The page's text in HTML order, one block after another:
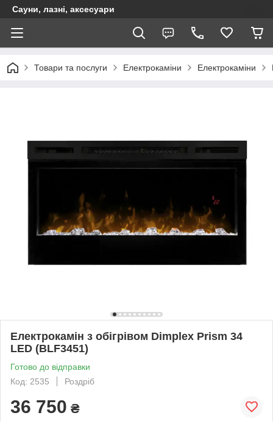
Сауни, лазні, аксесуари
Товари та послуги Електрокаміни Електрокаміни
Електрокамін з обігрівом Dimplex Prism 34
LED (BLF3451)
Готово до відправки
Код: 2535
Роздріб
36 750 ₴